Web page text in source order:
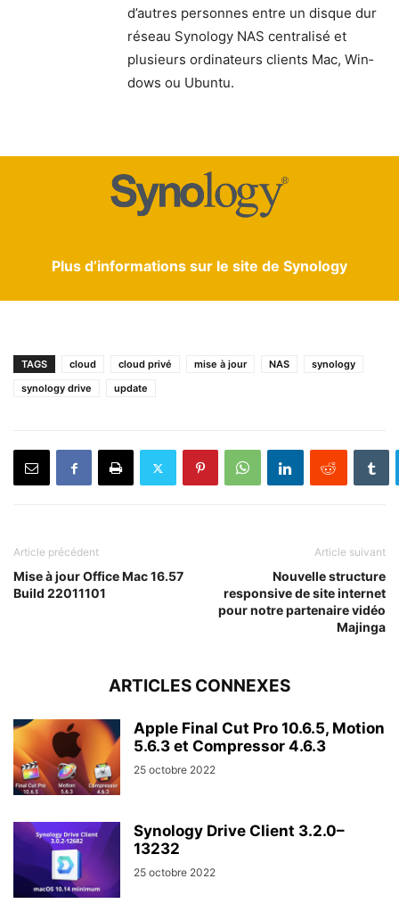
d’autres per­son­nes entre un disque dur
réseau Syn­ol­o­gy NAS cen­tral­isé et
plusieurs ordi­na­teurs clients Mac, Win­
dows ou Ubuntu.
Plus d’informations sur le site de Synology
Se rendre sur la page d’information sur Synology
Drive Client
fr/releaseNote/SynologyDriveClient
TAGS cloud cloud privé mise à jour NAS
synology
synology drive
update
Article précédent
Mise à jour Office Mac 16.57
Build 22011101
Article suivant
Nouvelle structure
responsive de site internet
pour notre partenaire vidéo
Majinga
ARTICLES CONNEXES
Apple Final Cut Pro 10.6.5, Motion
5.6.3 et Compressor 4.6.3
25 octobre 2022
Synology Drive Client 3.2.0–
13232
25 octobre 2022